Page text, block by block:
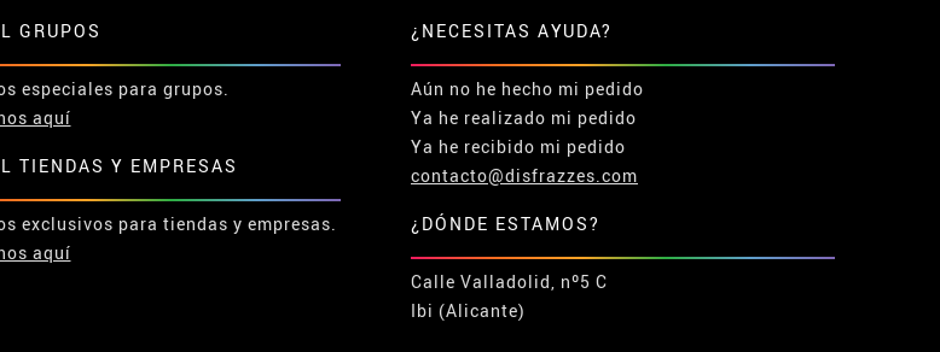
GRUPOS
especiales para grupos.
aquí
TIENDAS Y EMPRESAS
exclusivos para tiendas y empresas.
aquí
¿NECESITAS AYUDA?
Aún no he hecho mi pedido
Ya he realizado mi pedido
Ya he recibido mi pedido
contacto@disfrazzes.com
¿DÓNDE ESTAMOS?
Calle Valladolid, nº5 C
Ibi (Alicante)